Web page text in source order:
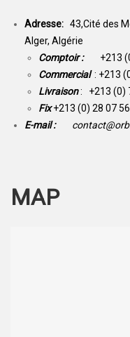
Adresse: 43,Cité des
Alger, Algérie
Comptoir : +213
Commercial : +213
Livraison: +213 (0)
Fix +213 (0) 28 07
E-mail :
MAP